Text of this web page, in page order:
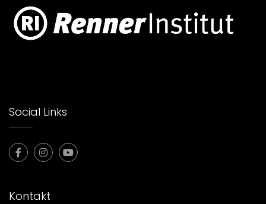
Social Links
Kontakt